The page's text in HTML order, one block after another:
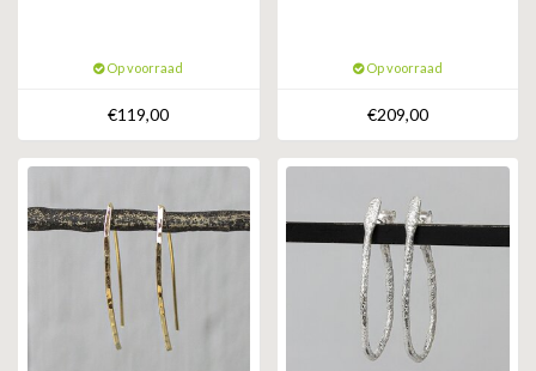
ZAG BIJOUX
LILLY
KAPTEN & SON
Op voorraad
€119,00
Op voorraad
€209,00